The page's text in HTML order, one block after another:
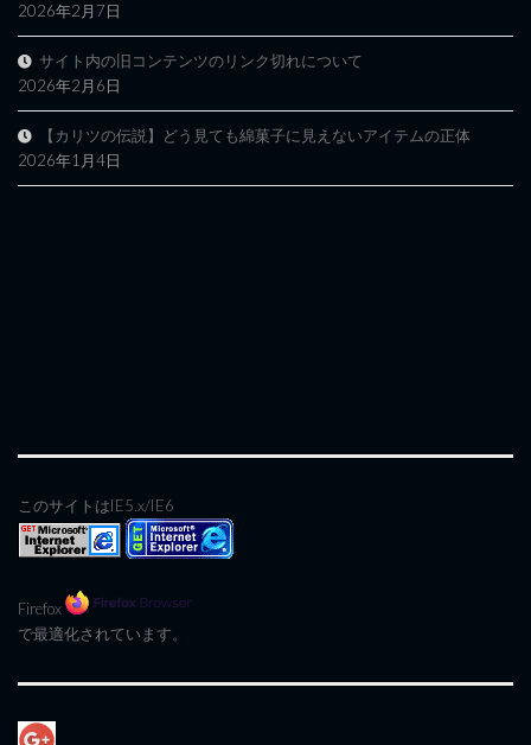
2026年2月7日
サイト内の旧コンテンツのリンク切れについて
2026年2月6日
【カリツの伝説】どう見ても綿菓子に見えないアイテムの正体
2026年1月4日
このサイトはIE5.x/IE6
Firefox
で最適化されています。